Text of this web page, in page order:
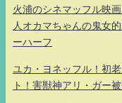
火浦のシネマッフル映
人オカマちゃんの鬼女
ーハーフ
ユカ・ヨネッフル！初
ト！害獣神アリ・ガー